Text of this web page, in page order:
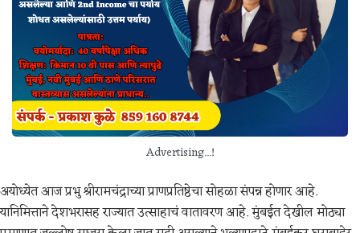
Advertising...!
अयोध्येत आज प्रभु श्रीरामचंद्राच्या प्राणप्रतिष्ठेचा सोहळा संपन्न होणार आहे.
यानिमित्ताने देशभरासह राज्यात उत्साहाचं वातावरण आहे. मुंबईत देखील मोठ्या